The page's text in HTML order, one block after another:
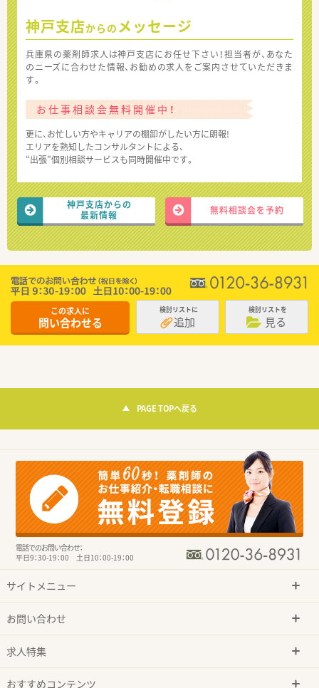
神戸支店からの メッセージ
兵庫県の薬剤師求人は神戸支店にお任せ下さい！担当者が、あなた
のニーズに合わせた情報、お勧めの求人をご案内させていただきま
す。
お仕事相談会無料開催中！
更に、お忙しい方やキャリアの棚卸がしたい方に朗報!
エリアを熟知したコンサルタントによる、
“出張”個別相談サービスも同時開催中です。
神戸支店からの
最新情報
無料相談会を予約
この求人に
問い合わせる
検討リストに
追加
検討リストを
見る
PAGE TOPへ戻る
電話でのお問い合わせ：
平日9：30-19：00 土日10：00-19：00
サイトメニュー
お問い合わせ
求人特集
おすすめコンテンツ